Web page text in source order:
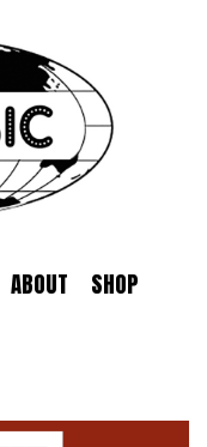
ABOUT
SHOP